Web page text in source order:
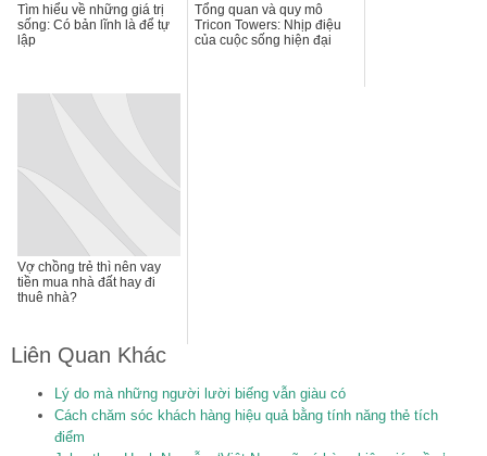
Tìm hiểu về những giá trị
sống: Có bản lĩnh là để tự
lập
Tổng quan và quy mô
Tricon Towers: Nhịp điệu
của cuộc sống hiện đại
Vợ chồng trẻ thì nên vay
tiền mua nhà đất hay đi
thuê nhà?
Liên Quan Khác
Lý do mà những người lười biếng vẫn giàu có
Cách chăm sóc khách hàng hiệu quả bằng tính năng thẻ tích
điểm